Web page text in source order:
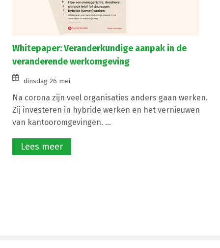
Whitepaper: Veranderkundige aanpak in de
veranderende werkomgeving
dinsdag 26 mei
Na corona zijn veel organisaties anders gaan werken.
Zij investeren in hybride werken en het vernieuwen
van kantooromgevingen. ...
Lees meer